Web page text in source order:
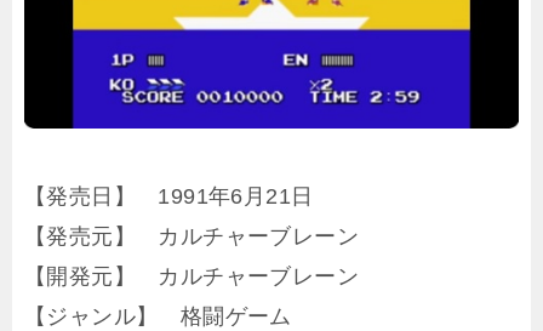
【発売日】 1991年6月21日
【発売元】 カルチャーブレーン
【開発元】 カルチャーブレーン
【ジャンル】 格闘ゲーム